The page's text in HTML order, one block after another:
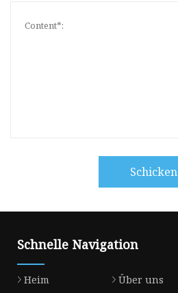
Schicken
Schnelle Navigation
Heim Über uns